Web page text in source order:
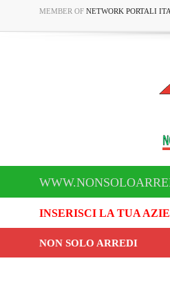
MEMBER OF NETWORK PORTALI
INSERISCI LA TUA
NON SOLO ARREDI